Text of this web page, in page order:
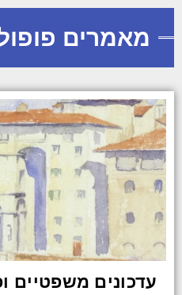
מאמרים
עדכונים משפטיים